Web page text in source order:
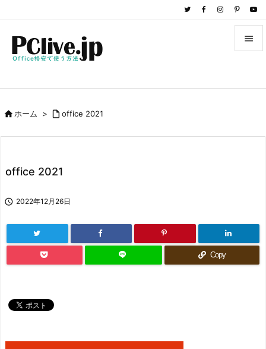

前へ
ホーム >  office 2021
office 2021
 2022年12月26日
Copy